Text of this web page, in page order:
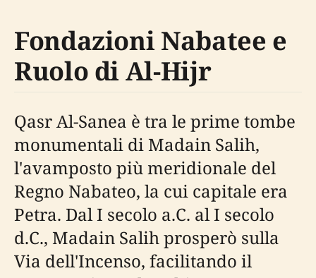
Fondazioni Nabatee e
Ruolo di Al-Hijr
Qasr Al-Sanea è tra le prime tombe
monumentali di Madain Salih,
l'avamposto più meridionale del
Regno Nabateo, la cui capitale era
Petra. Dal I secolo a.C. al I secolo
d.C., Madain Salih prosperò sulla
Via dell'Incenso, facilitando il